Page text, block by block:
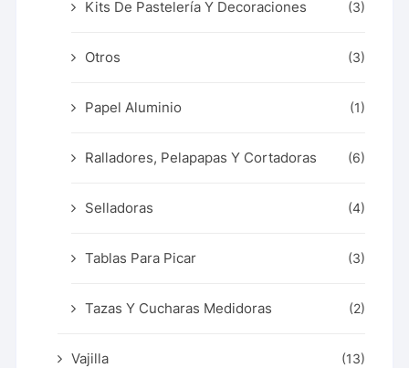
Kits De Pastelería Y Decoraciones (3)
Otros (3)
Papel Aluminio (1)
Ralladores, Pelapapas Y Cortadoras (6)
Selladoras (4)
Tablas Para Picar (3)
Tazas Y Cucharas Medidoras (2)
Vajilla (13)